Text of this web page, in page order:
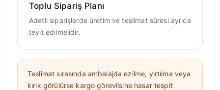
Toplu Sipariş Planı
Adetli siparişlerde üretim ve teslimat süresi ayrıca
teyit edilmelidir.
Teslimat sırasında ambalajda ezilme, yırtılma veya
kırık görülürse kargo görevlisine hasar tespit